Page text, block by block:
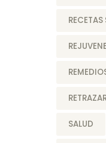
RECETAS
SALUD